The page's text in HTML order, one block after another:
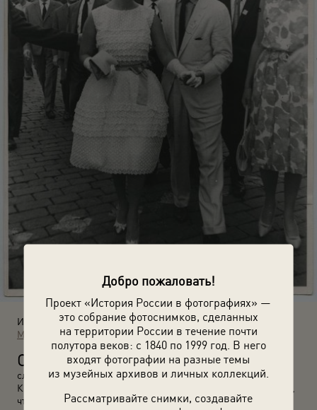
Добро пожаловать!
Проект «История России в фотографиях» —
это собрание фотоснимков, сделанных
на территории России в течение почти
полутора веков: с 1840 по 1999 год. В него
входят фотографии на разные темы
из музейных архивов и личных коллекций.
Рассматривайте снимки, создавайте
Источники:
МАММ / МДФ
С
ней и другой суперзвездой Елизабет Тейлор (на фото)
случился один из первых светских конфузов: на прием в
Кремль актрисы пришли в одинаковых нарядах. Утверждают,
что после фестиваля обе актрисы подали на модельера в суд.